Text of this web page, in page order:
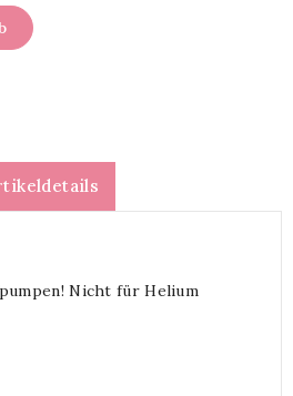
Nicht für Helium